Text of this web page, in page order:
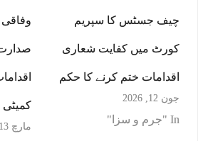
وفاقی
کمیٹی
مارچ 13, 2023
چیف جسٹس کا سپریم
کورٹ میں کفایت شعاری
اقدامات ختم کرنے کا حکم
جون 12, 2026
In "جرم و سزا"